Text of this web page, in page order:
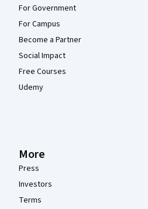
For Government
For Campus
Become a Partner
Social Impact
Free Courses
Udemy
More
Press
Investors
Terms